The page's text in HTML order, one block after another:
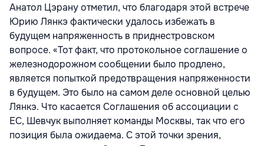
Анатол Цэрану отметил, что благодаря этой встрече
Юрию Лянкэ фактически удалось избежать в
будущем напряженность в приднестровском
вопросе. «Тот факт, что протокольное соглашение о
железнодорожном сообщении было продлено,
является попыткой предотвращения напряженности
в будущем. Это было на самом деле основной целью
Лянкэ. Что касается Соглашения об ассоциации с
ЕС, Шевчук выполняет команды Москвы, так что его
позиция была ожидаема. С этой точки зрения,